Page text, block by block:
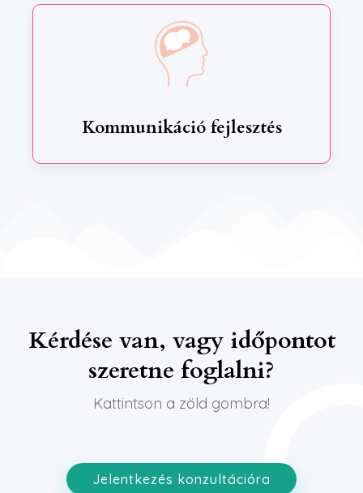
Kommunikáció fejlesztés
Kérdése van, vagy időpontot
szeretne foglalni?
Kattintson a zöld gombra!
Jelentkezés konzultációra